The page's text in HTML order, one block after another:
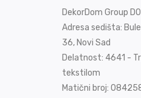
DekorDom Group
Adresa sedišta:
36, Novi Sad
Delatnost: 4641 -
tekstilom
Matični broj: